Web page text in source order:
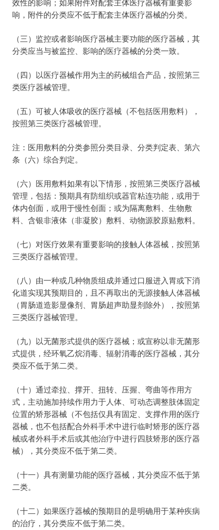
效性的影响；如果附件对配套主体医疗器械有重要影
响，附件的分类应不低于配套主体医疗器械的分类。
（三）监控或者影响医疗器械主要功能的医疗器械，其
分类应当与被监控、影响的医疗器械的分类一致。
（四）以医疗器械作用为主的药械组合产品，按照第三
类医疗器械管理。
（五）可被人体吸收的医疗器械（不包括医用敷料），
按照第三类医疗器械管理。
注：医用敷料的分类参照分类目录、分类判定表、第六
条（六）综合判定。
（六）医用敷料如果有以下情形，按照第三类医疗器械
管理，包括：预期具有防组织或器官粘连功能，或用于
体内创面，或用于慢性创面；或为隔离敷料、生物敷
料、含银非液体（非凝胶）敷料、动物源胶原贴敷料。
（七）对医疗效果有重要影响的接触人体器械，按照第
三类医疗器械管理。
（八）由一种或几种物质组成并通过口服进入胃或下消
化道实现其预期目的，且不再取出的无源接触人体器械
（胃肠道造影显像剂、胃肠超声助显剂除外），按照第
三类医疗器械管理。
（九）以无菌形式提供的医疗器械；或宣称以非无菌形
式提供，经环氧乙烷消毒、辐射消毒的医疗器械，其分
类应不低于第二类。
（十）通过牵拉、撑开、扭转、压握、弯曲等作用方
式，主动施加持续作用力于人体、可动态调整肢体固定
位置的矫形器械（不包括仅具有固定、支撑作用的医疗
器械，也不包括配合外科手术中进行临时矫形的医疗器
械或者外科手术后或其他治疗中进行四肢矫形的医疗器
械），其分类应不低于第二类。
（十一）具有测量功能的医疗器械，其分类应不低于第
二类。
（十二）如果医疗器械的预期目的是明确用于某种疾病
的治疗，其分类应不低于第二类。